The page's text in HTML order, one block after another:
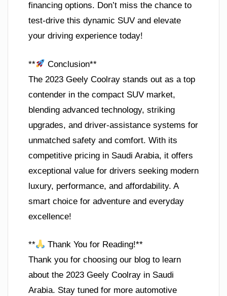
financing options. Don’t miss the chance to
test-drive this dynamic SUV and elevate
your driving experience today!
**
Conclusion**
The 2023 Geely Coolray stands out as a top
contender in the compact SUV market,
blending advanced technology, striking
upgrades, and driver-assistance systems for
unmatched safety and comfort. With its
competitive pricing in Saudi Arabia, it offers
exceptional value for drivers seeking modern
luxury, performance, and affordability. A
smart choice for adventure and everyday
excellence!
**
Thank You for Reading!**
Thank you for choosing our blog to learn
about the 2023 Geely Coolray in Saudi
Arabia. Stay tuned for more automotive